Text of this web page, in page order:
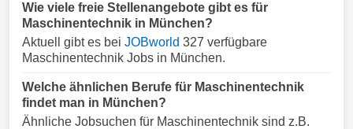
Wie viele freie Stellenangebote gibt es für
Maschinentechnik in München?
Aktuell gibt es bei JOBworld 327 verfügbare
Maschinentechnik Jobs in München.
Welche ähnlichen Berufe für Maschinentechnik
findet man in München?
Ähnliche Jobsuchen für Maschinentechnik sind z.B.